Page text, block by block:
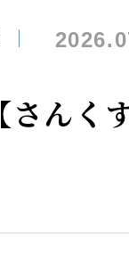
【さんく